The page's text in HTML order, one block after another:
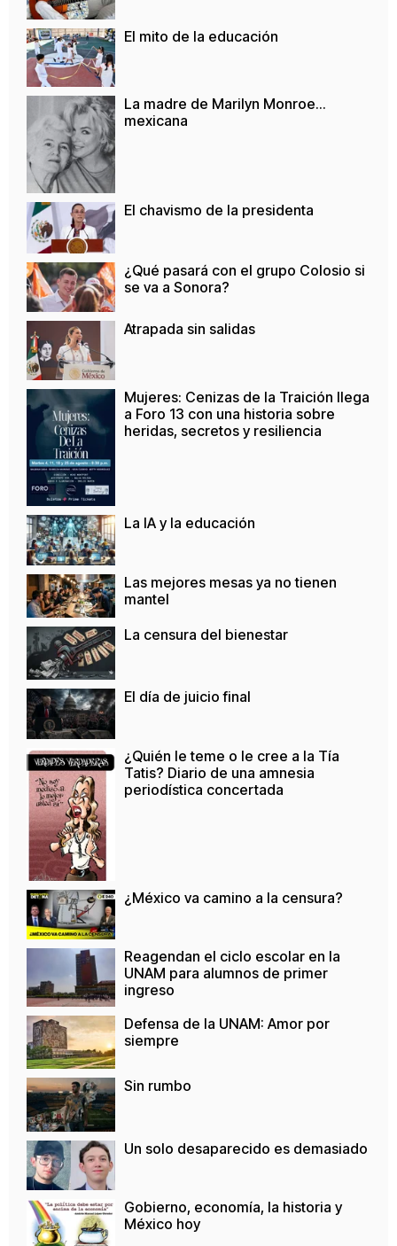
El mito de la educación
La madre de Marilyn Monroe…
mexicana
El chavismo de la presidenta
¿Qué pasará con el grupo Colosio si
se va a Sonora?
Atrapada sin salidas
Mujeres: Cenizas de la Traición llega
a Foro 13 con una historia sobre
heridas, secretos y resiliencia
La IA y la educación
Las mejores mesas ya no tienen
mantel
La censura del bienestar
El día de juicio final
¿Quién le teme o le cree a la Tía
Tatis? Diario de una amnesia
periodística concertada
¿México va camino a la censura?
Reagendan el ciclo escolar en la
UNAM para alumnos de primer
ingreso
Defensa de la UNAM: Amor por
siempre
Sin rumbo
Un solo desaparecido es demasiado
Gobierno, economía, la historia y
México hoy